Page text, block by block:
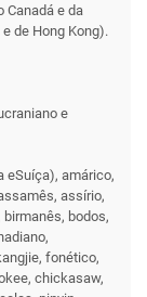
Canadá e da
de Hong Kong).
e
eSuíça), amárico,
assírio,
bodos,
fonético,
chickasaw,